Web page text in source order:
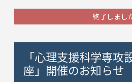
終了しまし
「心理支援科学専攻
座」開催のお知らせ